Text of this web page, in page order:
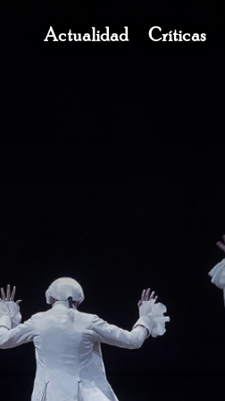
Navegación
Actualidad Críticas